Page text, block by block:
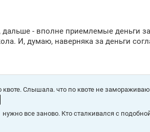
- вполне приемлемые деньги за
И, думаю, наверняка за деньги
Слышала. что по квоте не
нужно все заново. Кто сталкивался с